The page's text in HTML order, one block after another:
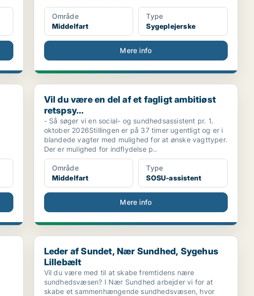
Område
Middelfart
Type
Sygeplejerske
Mere info
Vil du være en del af et fagligt ambitiøst retspsy...
Vil du være en del af et fagligt ambitiøst
retspsy...
- Så søger vi en social- og sundhedsassistent pr. 1.
oktober 2026Stillingen er på 37 timer ugentligt og er i
blandede vagter med mulighed for at ønske vagttyper.
Der er mulighed for indflydelse p..
Område
Middelfart
Type
SOSU-assistent
Mere info
Leder af Sundet, Nær Sundhed, Sygehus Lillebælt
Leder af Sundet, Nær Sundhed, Sygehus
Lillebælt
Vil du være med til at skabe fremtidens nære
sundhedsvæsen? I Nær Sundhed arbejder vi for at
skabe et sammenhængende sundhedsvæsen, hvor